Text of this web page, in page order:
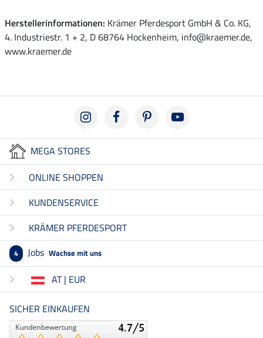
Herstellerinformationen: Krämer Pferdesport GmbH & Co. KG,
4. Industriestr. 1 + 2, D 68764 Hockenheim, info@kraemer.de,
www.kraemer.de
MEGA STORES
ONLINE SHOPPEN
KUNDENSERVICE
KRÄMER PFERDESPORT
4 Jobs Wachse mit uns
AT | EUR
SICHER EINKAUFEN